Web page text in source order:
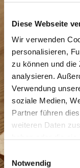
Diese Webseite
Wir verwenden
personalisieren,
zu können und die
analysieren.
Verwendung
soziale Medien,
Partner führen
weiteren Daten
Notwendig